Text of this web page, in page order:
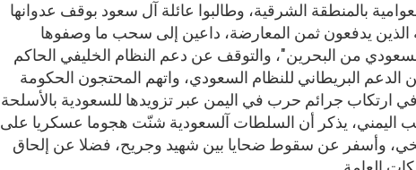
بالمنطقة الشرقية، وطالبوا عائلة آل سعود بوقف عدوانها
الذين يدفعون ثمن المعارضة، داعين إلى سحب ما وصفوها
من البحرين"، والتوقف عن دعم النظام الخليفي الحاكم
الدعم البريطاني للنظام السعودي، واتهم المحتجون الحكومة
في ارتكاب جرائم حرب في اليمن عبر تزويدها للسعودية بالأسلحة
اليمني، يذكر أن السلطات آلسعودية شنّت هجوما عسكريا على
وأسفر عن سقوط ضحايا بين شهيد وجريح، فضلا عن إلحاق